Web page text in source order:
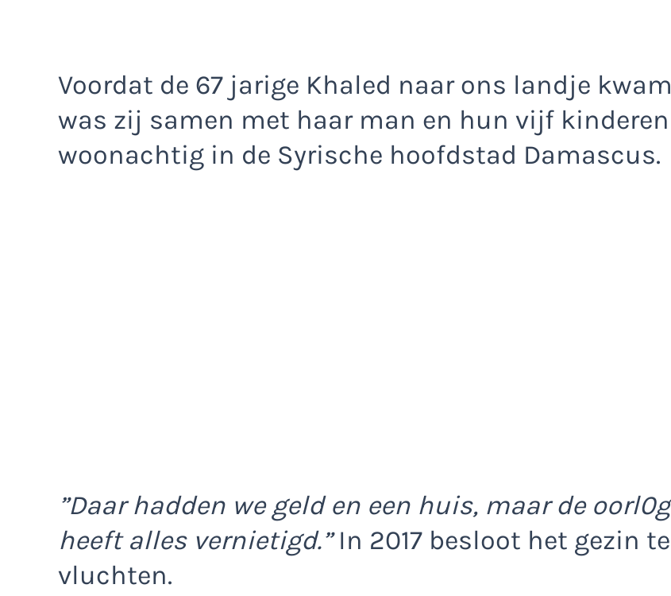
Voordat de 67 jarige Khaled naar ons landje kwam
was zij samen met haar man en hun vijf kinderen
woonachtig in de Syrische hoofdstad Damascus.
”Daar hadden we geld en een huis, maar de oorl0g
heeft alles vernietigd.”In 2017 besloot het gezin te
vluchten.